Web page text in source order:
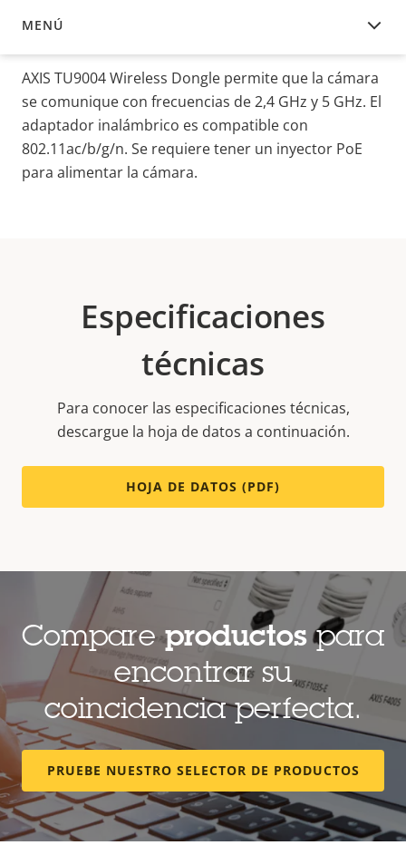
MENÚ
DESCRIPCIÓN
AXIS TU9004 Wireless Dongle permite que la cámara
se comunique con frecuencias de 2,4 GHz y 5 GHz. El
adaptador inalámbrico es compatible con
802.11ac/b/g/n. Se requiere tener un inyector PoE
para alimentar la cámara.
Especificaciones
técnicas
Para conocer las especificaciones técnicas,
descargue la hoja de datos a continuación.
HOJA DE DATOS (PDF)
Compareproductospara
encontrar su
coincidencia perfecta.
PRUEBE NUESTRO SELECTOR DE PRODUCTOS